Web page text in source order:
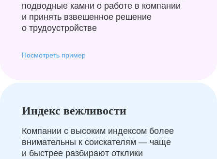
подводные камни о работе в компании
и принять взвешенное решение
о трудоустройстве
Посмотреть пример
Индекс вежливости
Компании с высоким индексом более
внимательны к соискателям — чаще
и быстрее разбирают отклики